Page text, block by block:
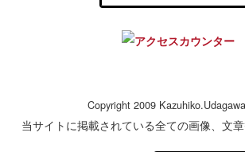
Copyright 2009
当サイトに掲載されている全ての画像、文